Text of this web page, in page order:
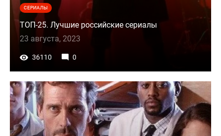
СЕРИАЛЫ
ТОП-25. Лучшие российские сериалы
23 августа, 2023
36110 0